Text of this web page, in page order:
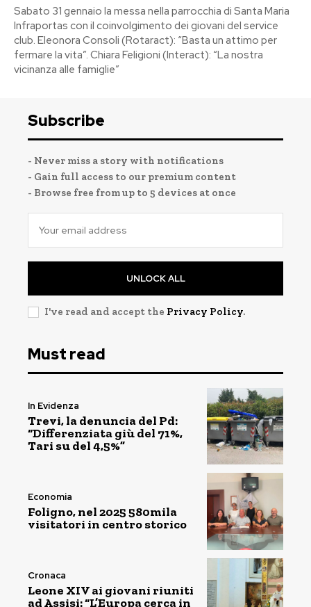
Sabato 31 gennaio la messa nella parrocchia di Santa Maria
Infraportas con il coinvolgimento dei giovani del service
club. Eleonora Consoli (Rotaract): “Basta un attimo per
fermare la vita”. Chiara Feligioni (Interact): “La nostra
vicinanza alle famiglie”
Subscribe
- Never miss a story with notifications
- Gain full access to our premium content
- Browse free from up to 5 devices at once
UNLOCK ALL
I've read and accept the Privacy Policy.
Must read
In Evidenza
Trevi, la denuncia del Pd:
“Differenziata giù del 71%,
Tari su del 4,5%”
Economia
Foligno, nel 2025 580mila
visitatori in centro storico
Cronaca
Leone XIV ai giovani riuniti
ad Assisi: “L’Europa cerca in